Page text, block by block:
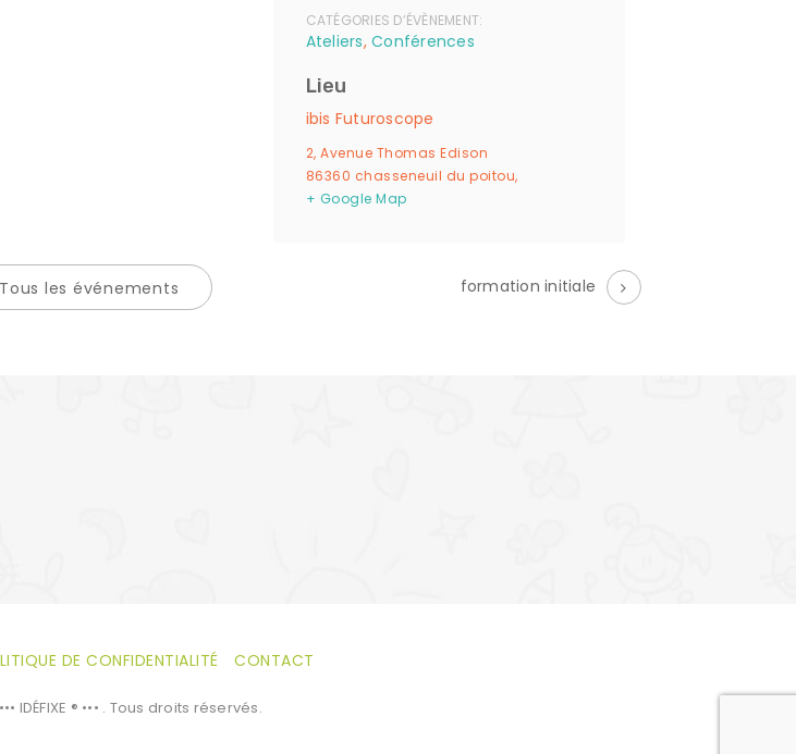
CATÉGORIES D’ÉVÈNEMENT:
Ateliers,Conférences
Lieu
ibis Futuroscope
2, Avenue Thomas Edison
86360 chasseneuil du poitou,
+ Google Map
Tous les événements formation initiale
DE CONFIDENTIALITÉ CONTACT
IDÉFIXE ® ••• . Tous droits réservés.